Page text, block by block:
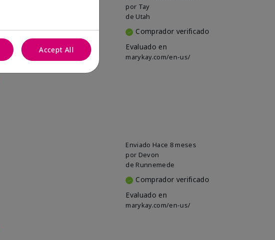
por Tay
de Utah
Comprador verificado
Evaluado en
marykay.com/en-us/
Enviado Hace 8 meses
por Devon
de Runnemede
Comprador verificado
Evaluado en
marykay.com/en-us/
Accept All